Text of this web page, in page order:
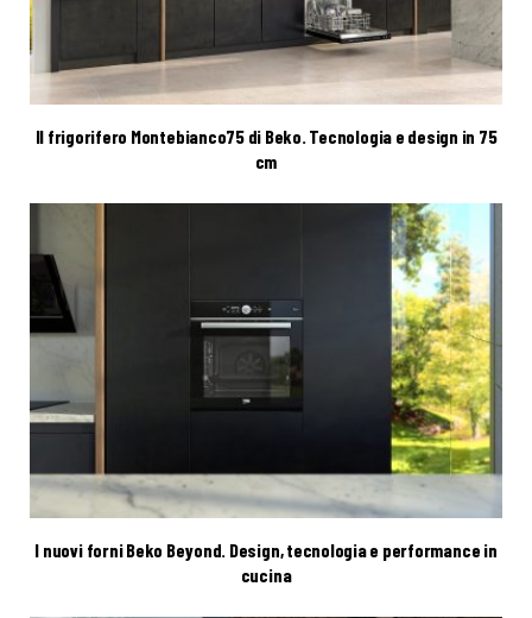
Il frigorifero Montebianco75 di Beko. Tecnologia e design in 75
cm
I nuovi forni Beko Beyond. Design, tecnologia e performance in
cucina